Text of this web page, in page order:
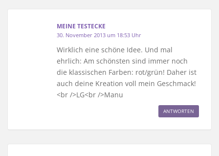
MEINE TESTECKE
30. November 2013 um 18:53 Uhr
Wirklich eine schöne Idee. Und mal
ehrlich: Am schönsten sind immer noch
die klassischen Farben: rot/grün! Daher ist
auch deine Kreation voll mein Geschmack!
<br />LG<br />Manu
ANTWORTEN